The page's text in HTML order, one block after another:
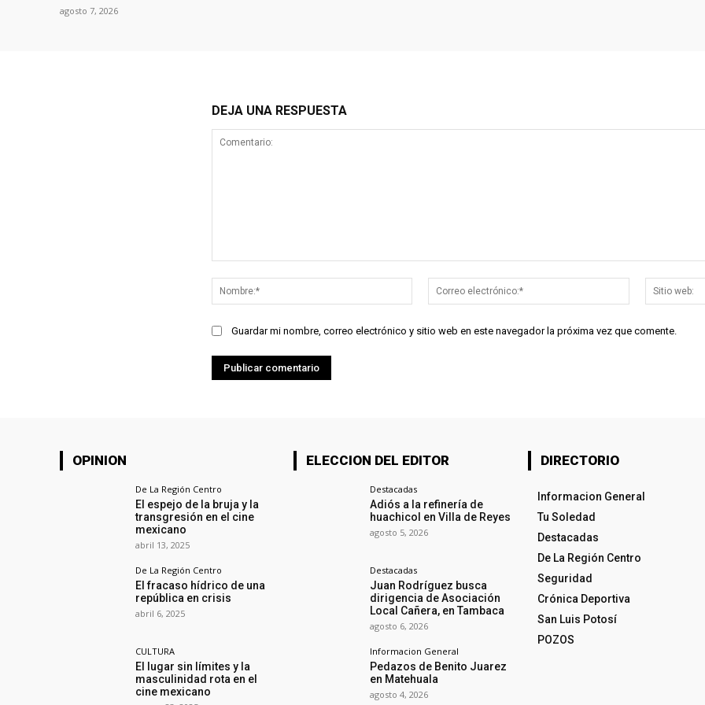
agosto 7, 2026
DEJA UNA RESPUESTA
Nombre:*
Correo
electrónico:*
Guardar mi nombre, correo electrónico y sitio web en este navegador la próxima vez que comente.
OPINION
De La Región Centro
El espejo de la bruja y la
transgresión en el cine
mexicano
abril 13, 2025
De La Región Centro
El fracaso hídrico de una
república en crisis
abril 6, 2025
CULTURA
El lugar sin límites y la
masculinidad rota en el
cine mexicano
ELECCION DEL EDITOR
Destacadas
Adiós a la refinería de
huachicol en Villa de Reyes
agosto 5, 2026
Destacadas
Juan Rodríguez busca
dirigencia de Asociación
Local Cañera, en Tambaca
agosto 6, 2026
Informacion General
Pedazos de Benito Juarez
en Matehuala
agosto 4, 2026
DIRECTORIO
Informacion General
Tu Soledad
Destacadas
De La Región Centro
Seguridad
Crónica Deportiva
San Luis Potosí
POZOS